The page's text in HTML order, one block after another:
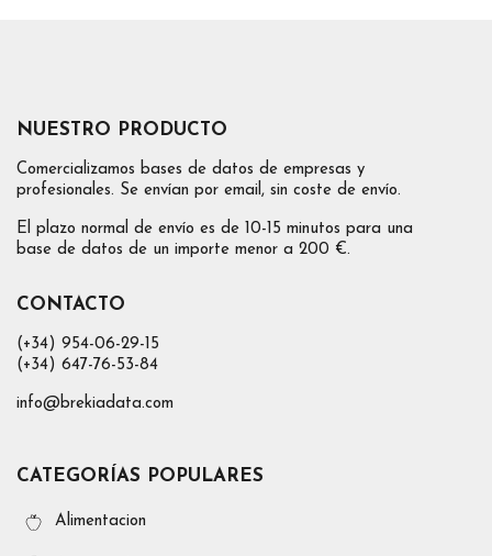
NUESTRO PRODUCTO
Comercializamos bases de datos de empresas y
profesionales. Se envían por email, sin coste de envío.
El plazo normal de envío es de 10-15 minutos para una
base de datos de un importe menor a 200 €.
CONTACTO
(+34) 954-06-29-15
(+34) 647-76-53-84
info@brekiadata.com
CATEGORÍAS POPULARES
Alimentacion